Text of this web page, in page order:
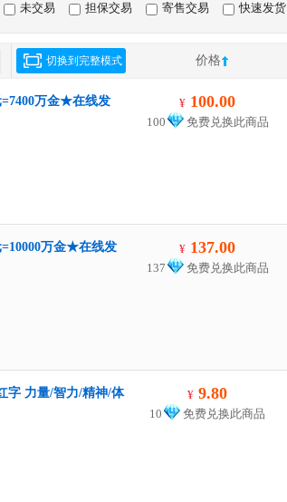
未交易 担保交易 寄售交易 快速发货
切换到完整模式 价格
=7400万金★在线发
¥ 100.00
100 免费兑换此商品
=10000万金★在线发
¥ 137.00
137 免费兑换此商品
字 力量/智力/精神/体
¥ 9.80
10 免费兑换此商品